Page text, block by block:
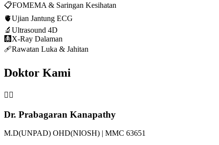
📋FOMEMA & Saringan Kesihatan
🫀Ujian Jantung ECG
🔬 Ultrasound 4D
🩻 X-Ray Dalaman
🩹Rawatan Luka & Jahitan
Doktor Kami
👨‍⚕️
Dr. Prabagaran Kanapathy
M.D(UNPAD) OHD(NIOSH) | MMC 63651